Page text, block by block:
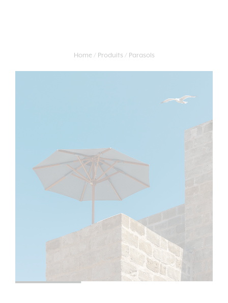
Home Produits Parasols